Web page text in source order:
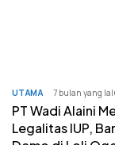
UTAMA 7 bulan yang
PT Wadi Alaini
Legalitas IUP,